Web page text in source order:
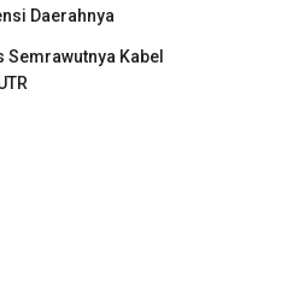
Daerahnya
Kabel